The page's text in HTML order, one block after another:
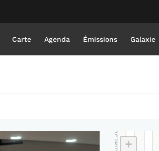
Carte Agenda Émissions Galaxie
+